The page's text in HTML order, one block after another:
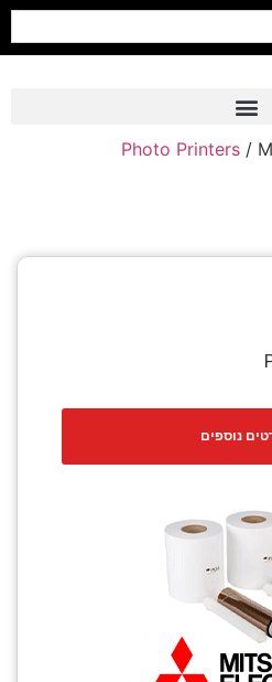
PTZ
Professional
Photo Printers /
נוספים